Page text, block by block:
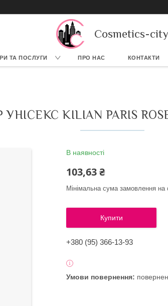
Cosmetics-city
ТА ПОСЛУГИ ПРО НАС КОНТАКТИ
KILIAN PARIS
В наявності
103,63 ₴
Мінімальна сума замовлення на
Купити
+380 (95) 366-13-93